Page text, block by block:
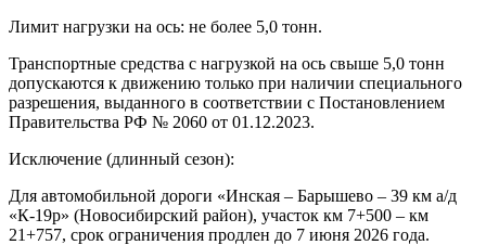
Лимит нагрузки на ось: не более 5,0 тонн.
Транспортные средства с нагрузкой на ось свыше 5,0 тонн
допускаются к движению только при наличии специального
разрешения, выданного в соответствии с Постановлением
Правительства РФ № 2060 от 01.12.2023.
Исключение (длинный сезон):
Для автомобильной дороги «Инская – Барышево – 39 км а/д
«К-19р» (Новосибирский район), участок км 7+500 – км
21+757, срок ограничения продлен до 7 июня 2026 года.